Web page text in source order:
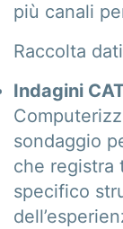
più canali
Raccolta
Indagini
sondaggio
che registra
specifico